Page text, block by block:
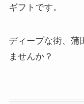
ギフトです。
ディープな街、蒲
ませんか？